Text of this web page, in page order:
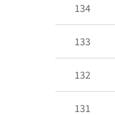
134
133
132
131